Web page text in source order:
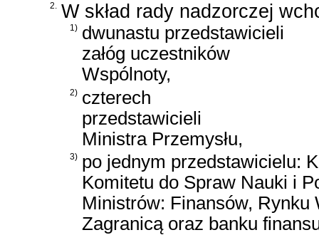
2. W skład rady nadzorczej
1) dwunastu przedstawicieli
załóg uczestników
Wspólnoty,
2) czterech
przedstawicieli
Ministra Przemysłu,
3) po jednym przedstawicielu:
Komitetu do Spraw Nauki i
Ministrów: Finansów, Rynku
Zagranicą oraz banku